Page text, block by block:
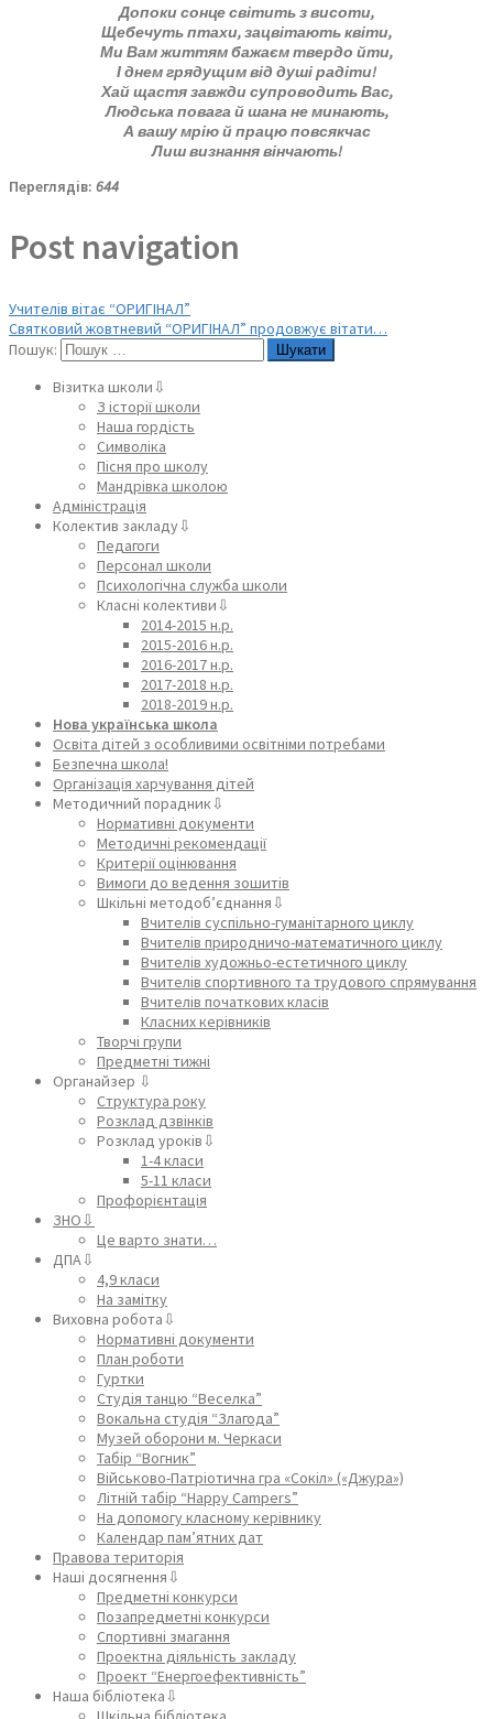
Допоки сонце світить з висоти,
Щебечуть птахи, зацвітають квіти,
Ми Вам життям бажаєм твердо йти,
І днем грядущим від душі радіти!
Хай щастя завжди супроводить Вас,
Людська повага й шана не минають,
А вашу мрію й працю повсякчас
Лиш визнання вінчають!
Переглядів: 644
Post navigation
Учителів вітає “ОРИГІНАЛ”
Святковий жовтневий “ОРИГІНАЛ” продовжує вітати…
Пошук:
Візитка школи⇩
З історії школи
Наша гордість
Символіка
Пісня про школу
Мандрівка школою
Адміністрація
Колектив закладу⇩
Педагоги
Персонал школи
Психологічна служба школи
Класні колективи⇩
2014-2015 н.р.
2015-2016 н.р.
2016-2017 н.р.
2017-2018 н.р.
2018-2019 н.р.
Нова українська школа
Освіта дітей з особливими освітніми потребами
Безпечна школа!
Організація харчування дітей
Методичний порадник⇩
Нормативні документи
Методичні рекомендації
Критерії оцінювання
Вимоги до ведення зошитів
Шкільні методоб’єднання⇩
Вчителів суспільно-гуманітарного циклу
Вчителів природничо-математичного циклу
Вчителів художньо-естетичного циклу
Вчителів спортивного та трудового спрямування
Вчителів початкових класів
Класних керівників
Творчі групи
Предметні тижні
Органайзер ⇩
Структура року
Розклад дзвінків
Розклад уроків⇩
1-4 класи
5-11 класи
Профорієнтація
ЗНО⇩
Це варто знати…
ДПА⇩
4,9 класи
На замітку
Виховна робота⇩
Нормативні документи
План роботи
Гуртки
Студія танцю “Веселка”
Вокальна студія “Злагода”
Музей оборони м. Черкаси
Табір “Вогник”
Військово-Патріотична гра «Сокіл» («Джура»)
Літній табір “Happy Campers”
На допомогу класному керівнику
Календар пам’ятних дат
Правова територія
Наші досягнення⇩
Предметні конкурси
Позапредметні конкурси
Спортивні змагання
Проектна діяльність закладу
Проект “Енергоефективність”
Наша бібліотека⇩